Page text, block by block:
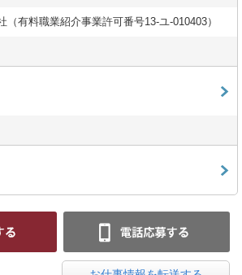
有料職業紹介事業許可番号13-ユ-010403）